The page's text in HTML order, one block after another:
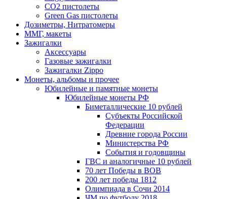
CO2 пистолеты
Green Gas пистолеты
Дозиметры, Нитратомеры
ММГ, макеты
Зажигалки
Аксессуары
Газовые зажигалки
Зажигалки Zippo
Монеты, альбомы и прочее
Юбилейные и памятные монеты
Юбилейные монеты РФ
Биметаллические 10 рублей
Субъекты Российской
Федерации
Древние города России
Министерства РФ
События и годовщины
ГВС и аналогичные 10 рублей
70 лет Победы в ВОВ
200 лет победы 1812
Олимпиада в Сочи 2014